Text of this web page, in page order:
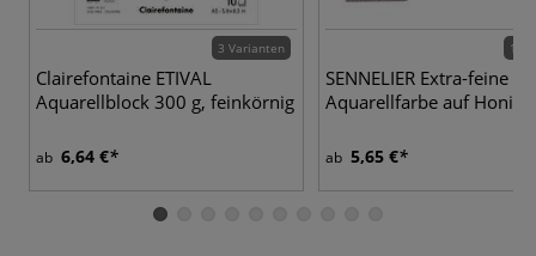
3 Varianten
Clairefontaine ETIVAL
Aquarellblock 300 g, feinkörnig
ab 6,64 €
110
SENNELIER Extra-feine
Aquarellfarbe auf
ab 5,65 €